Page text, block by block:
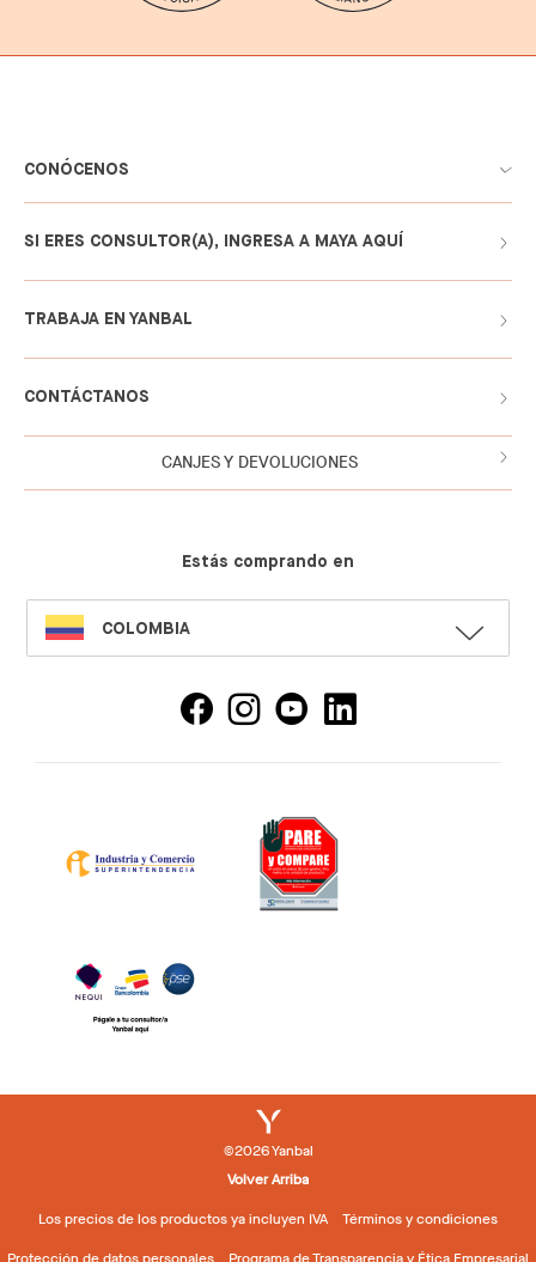
CONÓCENOS
SI ERES CONSULTOR(A), INGRESA A MAYA AQUÍ
TRABAJA EN YANBAL
CONTÁCTANOS
CANJES Y DEVOLUCIONES
Estás comprando en
SELECT
LANGUAGE
COLOMBIA
©2026 Yanbal
Volver Arriba
Los precios de los productos ya incluyen IVA Términos y condiciones
Protección de datos personales Programa de Transparencia y Ética Empresarial